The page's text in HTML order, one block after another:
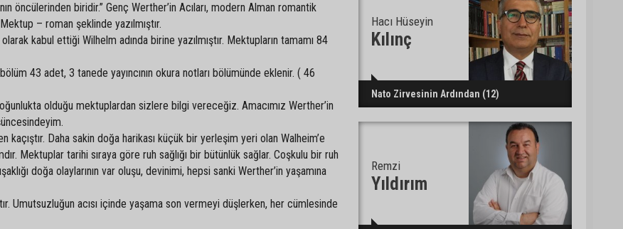
öncülerinden biridir.” Genç Werther’in Acıları, modern Alman romantik
– roman şeklinde yazılmıştır.
kabul ettiği Wilhelm adında birine yazılmıştır. Mektupların tamamı 84
43 adet, 3 tanede yayıncının okura notları bölümünde eklenir. ( 46
olduğu mektuplardan sizlere bilgi vereceğiz. Amacımız Werther’in
kaçıştır. Daha sakin doğa harikası küçük bir yerleşim yeri olan Walheim’e
Mektuplar tarihi sıraya göre ruh sağlığı bir bütünlük sağlar. Coşkulu bir ruh
doğa olaylarının var oluşu, devinimi, hepsi sanki Werther’in yaşamına
Umutsuzluğun acısı içinde yaşama son vermeyi düşlerken, her cümlesinde
Adana Büyükşehir Yaz
Spor Okulları’nda 30 bin
çocuk sporla buluştu
Beşiktaş dosyasında iki
tahliye: Özcan Zenger ve
serbest bırakıldı
Hacı Hüseyin
Kılınç
Nato Zirvesinin Ardından (12)
Remzi
Yıldırım